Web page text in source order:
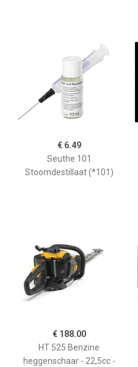
€ 6.49
Seuthe 101
Stoomdestillaat (*101)
€ 188.00
HT 525 Benzine
heggenschaar - 22,5cc -